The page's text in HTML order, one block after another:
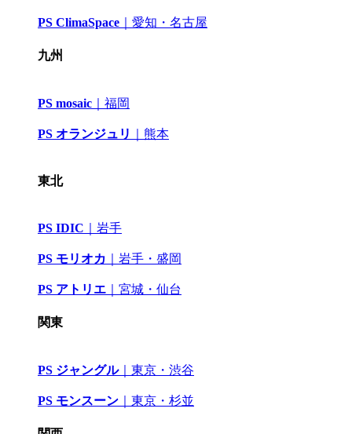
PS ClimaSpace 愛知・名古屋
九州
PS mosaic 福岡
PS オランジュリ 熊本
東北
PS IDIC 岩手
PS モリオカ ｜岩手・盛岡
PS アトリエ 宮城・仙台
関東
PS ジャングル｜ 東京・渋谷
PS モンスーン 東京・杉並